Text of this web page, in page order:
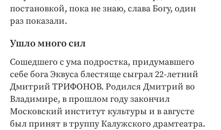
постановкой, пока не знаю, слава Богу, один
раз показали.
Ушло много сил
Сошедшего с ума подростка, придумавшего
себе бога Эквуса блестяще сыграл 22-летний
Дмитрий ТРИФОНОВ. Родился Дмитрий во
Владимире, в прошлом году закончил
Московский институт культуры и в августе
был принят в труппу Калужского драмтеатра.